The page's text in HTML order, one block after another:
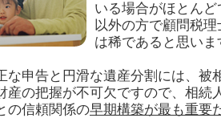
いる場合がほとん
以外の方で顧問税
は稀であると思いま
な申告と円滑な遺産分割には、被
産の把握が不可欠ですので、相続
の信頼関係の早期構築が最も重要